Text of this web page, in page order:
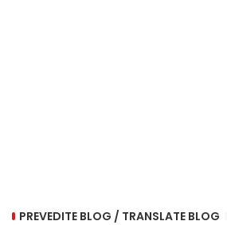
PREVEDITE BLOG / TRANSLATE BLOG